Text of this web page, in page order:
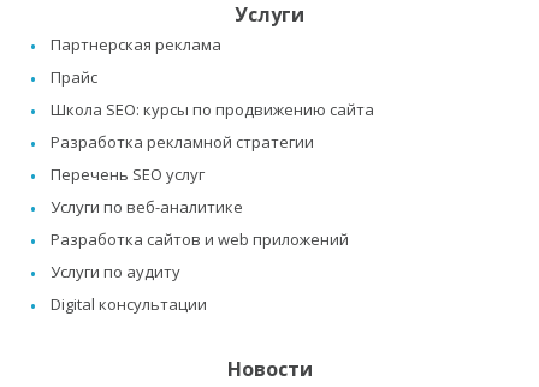
Услуги
Партнерская реклама
Прайс
Школа SEO: курсы по продвижению сайта
Разработка рекламной стратегии
Перечень SEO услуг
Услуги по веб-аналитике
Разработка сайтов и web приложений
Услуги по аудиту
Digital консультации
Новости